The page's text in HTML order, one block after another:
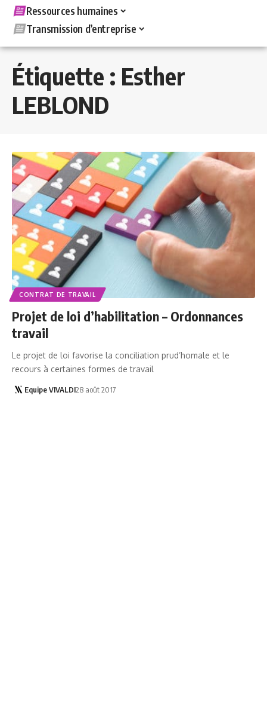
Ressources humaines
Transmission d’entreprise
Étiquette : Esther
LEBLOND
CONTRAT DE TRAVAIL
Projet de loi d’habilitation – Ordonnances
travail
Le projet de loi favorise la conciliation prud’homale et le
recours à certaines formes de travail
Equipe VIVALDI28 août 2017